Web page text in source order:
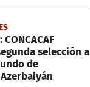
selección a
de